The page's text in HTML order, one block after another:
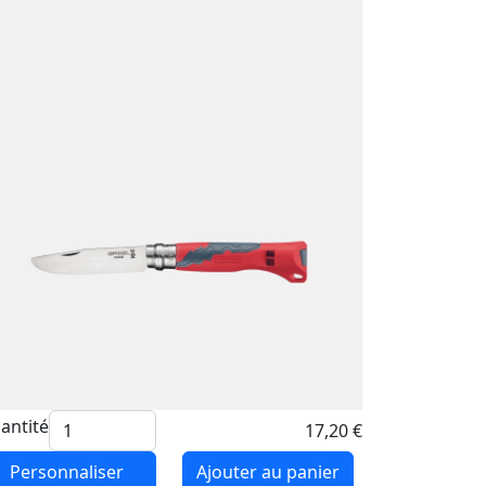
17,20 €
Personnaliser
Ajouter au panier